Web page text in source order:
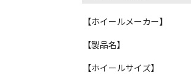
【ホイールメーカー】
【製品名】
【ホイールサイズ】